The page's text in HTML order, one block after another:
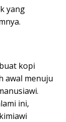
yang
kopi
awal menuju
ini,